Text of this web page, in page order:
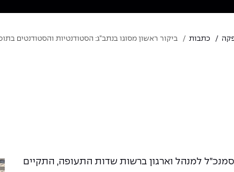
כתבות ביקור ראשון מסוגו בנתב"ג: הסטודנטיות והסטודנטים
למנהל וארגון ברשות שדות התעופה, התקיים